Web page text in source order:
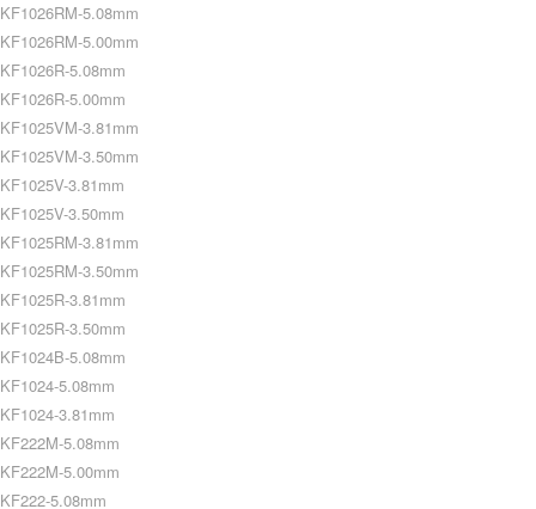
KF1026RM-5.08mm
KF1026RM-5.00mm
KF1026R-5.08mm
KF1026R-5.00mm
KF1025VM-3.81mm
KF1025VM-3.50mm
KF1025V-3.81mm
KF1025V-3.50mm
KF1025RM-3.81mm
KF1025RM-3.50mm
KF1025R-3.81mm
KF1025R-3.50mm
KF1024B-5.08mm
KF1024-5.08mm
KF1024-3.81mm
KF222M-5.08mm
KF222M-5.00mm
KF222-5.08mm